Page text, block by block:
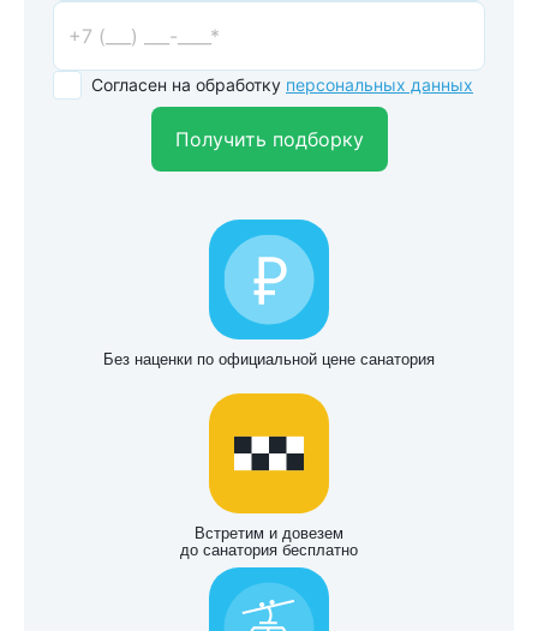
Согласен на обработку персональных данных
Получить подборку
Без наценки по официальной цене санатория
Встретим и довезем
до санатория бесплатно